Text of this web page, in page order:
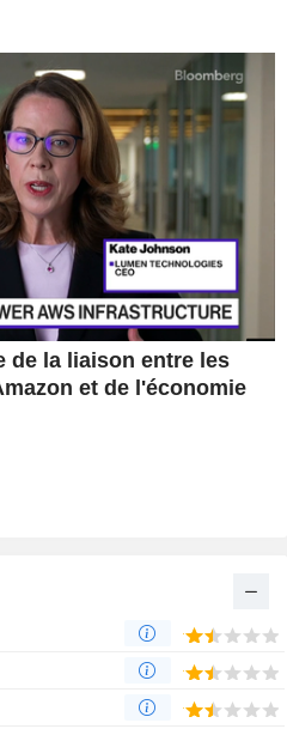
de la liaison entre les
et de l'économie